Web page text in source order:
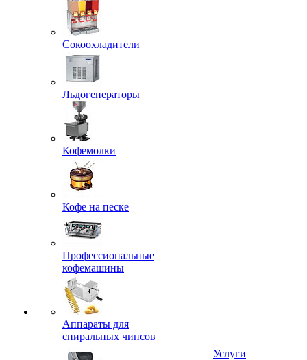
Сокоохладители
Льдогенераторы
Кофемолки
Кофе на песке
Профессиональные
кофемашины
Аппараты для
спиральных чипсов
Услуги